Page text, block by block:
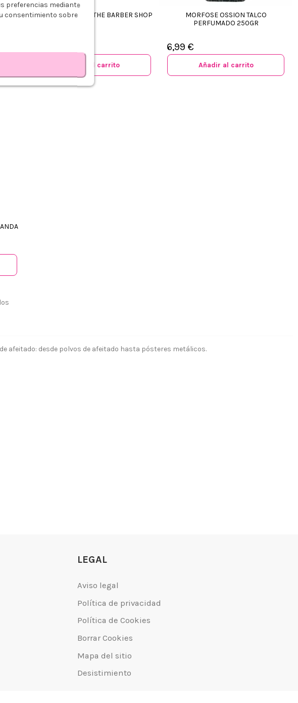
PÓSTER METÁLICO THE BARBER SHOP
Añadir al carrito
MORFOSE OSSION TALCO
PERFUMADO 250GR
6,99 €
Añadir al carrito
afeitado: desde polvos de afeitado hasta pósteres metálicos.
LEGAL
preferencias mediante
consentimiento sobre